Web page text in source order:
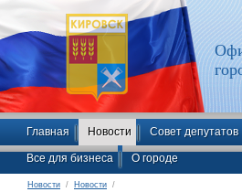
Главная Новости Совет депутатов
Все для бизнеса О городе
Новости / Новости /